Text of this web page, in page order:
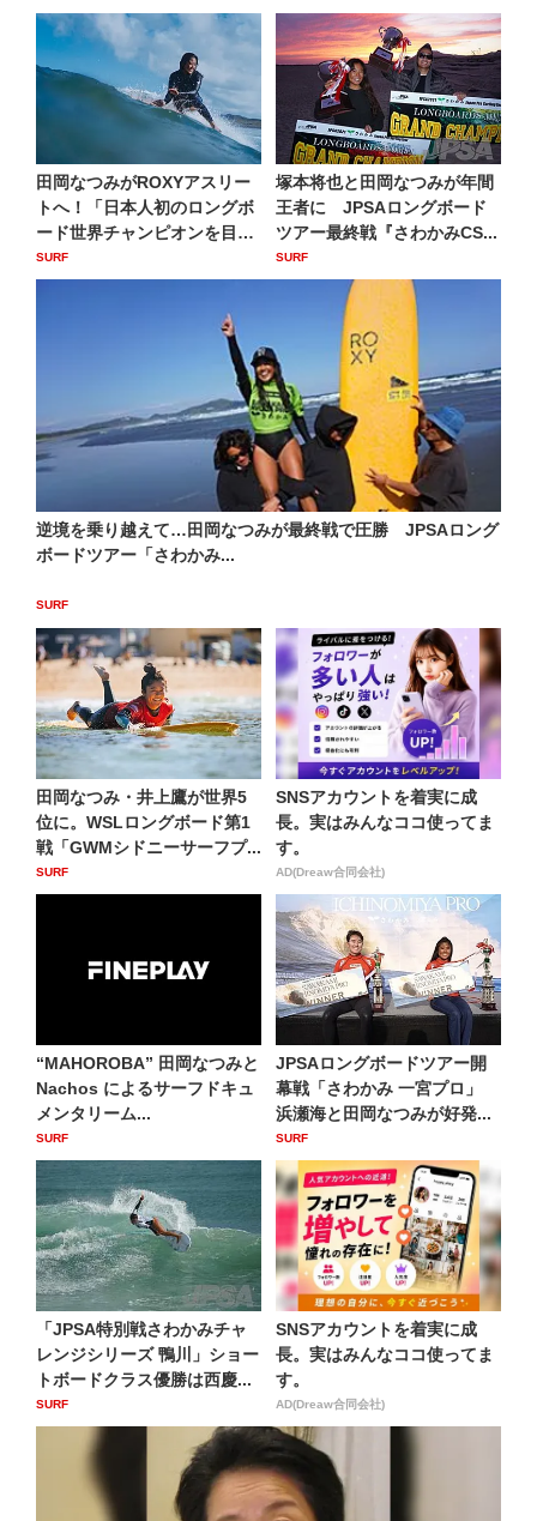
田岡なつみがROXYアスリー
トへ！「日本人初のロングボ
ード世界チャンピオンを目
指...
SURF
塚本将也と田岡なつみが年間
王者に JPSAロングボード
ツアー最終戦『さわかみCS...
SURF
逆境を乗り越えて…田岡なつみが最終戦で圧勝 JPSAロング
ボードツアー「さわかみ...
SURF
田岡なつみ・井上鷹が世界5
位に。WSLロングボード第1
戦「GWMシドニーサーフプ...
SURF
SNSアカウントを着実に成
長。実はみんなココ使ってま
す。
AD(Dreaw合同会社)
“MAHOROBA” 田岡なつみと
Nachos によるサーフドキュ
メンタリーム...
SURF
JPSAロングボードツアー開
幕戦「さわかみ 一宮プロ」
浜瀬海と田岡なつみが好発...
SURF
「JPSA特別戦さわかみチャ
レンジシリーズ 鴨川」ショー
トボードクラス優勝は西慶...
SURF
SNSアカウントを着実に成
長。実はみんなココ使ってま
す。
AD(Dreaw合同会社)